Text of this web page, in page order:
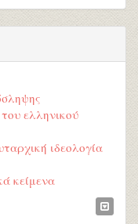
ελληνικού
ιδεολογία
κείμενα